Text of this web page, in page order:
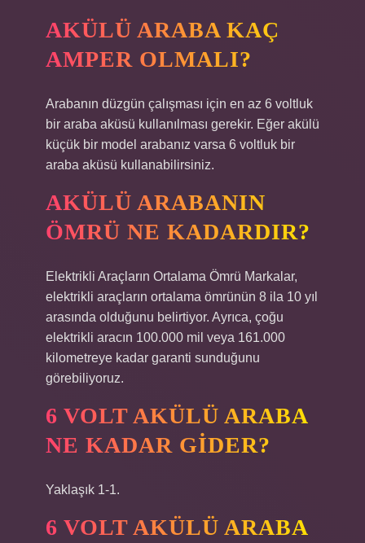
AKÜLÜ ARABA KAÇ
AMPER OLMALI?
Arabanın düzgün çalışması için en az 6 voltluk
bir araba aküsü kullanılması gerekir. Eğer akülü
küçük bir model arabanız varsa 6 voltluk bir
araba aküsü kullanabilirsiniz.
AKÜLÜ ARABANIN
ÖMRÜ NE KADARDIR?
Elektrikli Araçların Ortalama Ömrü Markalar,
elektrikli araçların ortalama ömrünün 8 ila 10 yıl
arasında olduğunu belirtiyor. Ayrıca, çoğu
elektrikli aracın 100.000 mil veya 161.000
kilometreye kadar garanti sunduğunu
görebiliyoruz.
6 VOLT AKÜLÜ ARABA
NE KADAR GIDER?
Yaklaşık 1-1.
6 VOLT AKÜLÜ ARABA